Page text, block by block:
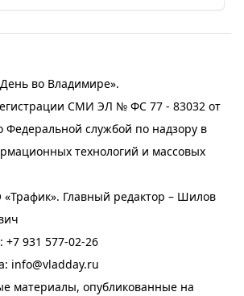
во Владимире».
СМИ ЭЛ № ФС 77 - 83032 от
Федеральной службой по надзору в
технологий и массовых
Главный редактор – Шилов
+7 931 577-02-26
info@vladday.ru
материалы, опубликованные на